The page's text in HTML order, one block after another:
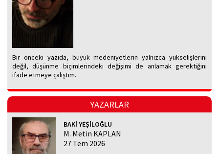
Bir önceki yazıda, büyük medeniyetlerin yalnızca yükselişlerini
değil, düşünme biçimlerindeki değişimi de anlamak gerektiğini
ifade etmeye çalıştım.
YAZARLAR
BAKİ YEŞİLOĞLU
M. Metin KAPLAN
27 Tem 2026